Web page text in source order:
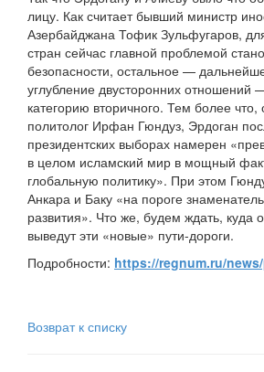
лицу. Как считает бывший министр
Азербайджана Тофик Зульфугаров,
стран сейчас главной проблемой
безопасности, остальное —
углубление двусторонних отношений
категорию вторичного. Тем более что,
политолог Ирфан Гюндуз, Эрдоган
президентских выборах намерен
в целом исламский мир в мощный
глобальную политику». При этом
Анкара и Баку «на пороге
развития». Что же, будем ждать, куда
выведут эти «новые» пути-дороги.
Подробности: https://regnum.ru/
Возврат к списку